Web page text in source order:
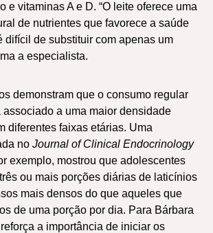
e vitaminas A e D. “O leite oferece uma
de nutrientes que favorece a saúde
de substituir com apenas um
a especialista.
demonstram que o consumo regular
a uma maior densidade
diferentes faixas etárias. Uma
no Journal of Clinical Endocrinology
exemplo, mostrou que adolescentes
ou mais porções diárias de laticínios
mais densos do que aqueles que
de uma porção por dia. Para Bárbara
a importância de iniciar os